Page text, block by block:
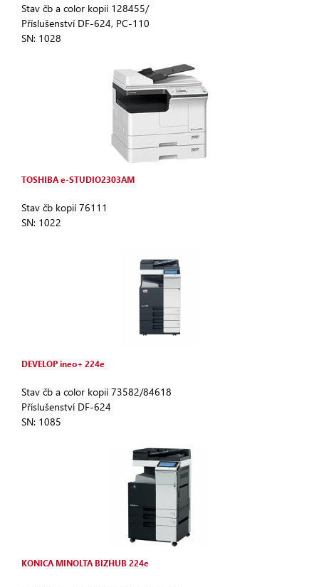
Stav čb a color kopií 128455/
Příslušenství DF-624, PC-110
SN: 1028
TOSHIBA e-STUDIO2303AM
Stav čb kopií 76111
SN: 1022
DEVELOP ineo+ 224e
Stav čb a color kopií 73582/84618
Příslušenství DF-624
SN: 1085
KONICA MINOLTA BIZHUB 224e